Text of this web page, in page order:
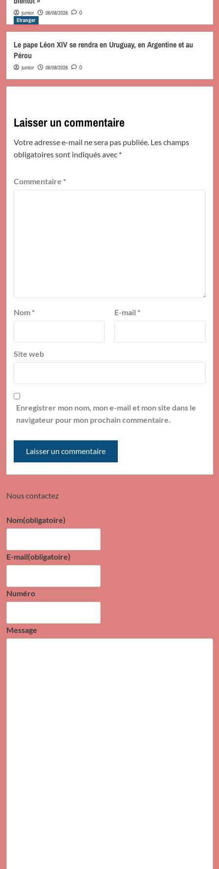
junior 06/08/2026 0
Etranger
Le pape Léon XIV se rendra en Uruguay, en Argentine et au
Pérou
junior 06/08/2026 0
Laisser un commentaire
Votre adresse e-mail ne sera pas publiée. Les champs
obligatoires sont indiqués avec *
Commentaire *
Nom * E-mail *
Site web
Enregistrer mon nom, mon e-mail et mon site dans le
navigateur pour mon prochain commentaire.
Nous contactez
Nom(obligatoire)
E-mail(obligatoire)
Numéro
Message